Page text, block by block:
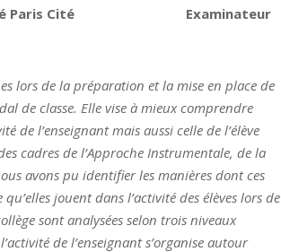
Paris Cité Examinateur
lors de la préparation et la mise en place de
de classe. Elle vise à mieux comprendre
de l’enseignant mais aussi celle de l’élève
cadres de l’Approche Instrumentale, de la
avons pu identifier les manières dont ces
jouent dans l’activité des élèves lors de
sont analysées selon trois niveaux
de l’enseignant s’organise autour